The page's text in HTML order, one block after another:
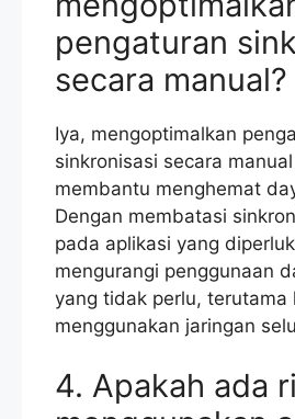
pengaturan
secara manual?
Iya, mengoptimalkan
sinkronisasi secara
membantu menghemat
Dengan membatasi
pada aplikasi yang
mengurangi penggunaan
yang tidak perlu, terutama
menggunakan jaringan
4. Apakah ada